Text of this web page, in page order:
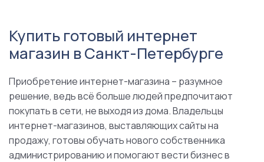
Купить готовый интернет
магазин в Санкт-Петербурге
Приобретение интернет-магазина – разумное
решение, ведь всё больше людей предпочитают
покупать в сети, не выходя из дома. Владельцы
интернет-магазинов, выставляющих сайты на
продажу, готовы обучать нового собственника
администрированию и помогают вести бизнес в